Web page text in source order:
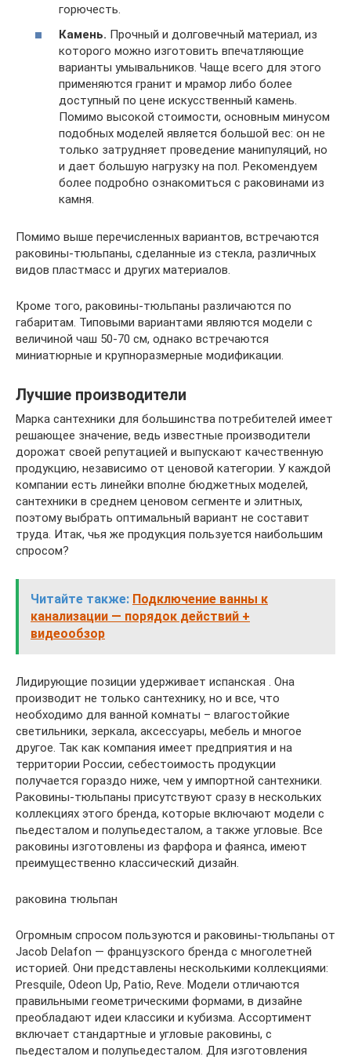
горючесть.
Камень. Прочный и долговечный материал, из
которого можно изготовить впечатляющие
варианты умывальников. Чаще всего для этого
применяются гранит и мрамор либо более
доступный по цене искусственный камень.
Помимо высокой стоимости, основным минусом
подобных моделей является большой вес: он не
только затрудняет проведение манипуляций, но
и дает большую нагрузку на пол. Рекомендуем
более подробно ознакомиться с раковинами из
камня.
Помимо выше перечисленных вариантов, встречаются
раковины-тюльпаны, сделанные из стекла, различных
видов пластмасс и других материалов.
Кроме того, раковины-тюльпаны различаются по
габаритам. Типовыми вариантами являются модели с
величиной чаш 50-70 см, однако встречаются
миниатюрные и крупноразмерные модификации.
Лучшие производители
Марка сантехники для большинства потребителей имеет
решающее значение, ведь известные производители
дорожат своей репутацией и выпускают качественную
продукцию, независимо от ценовой категории. У каждой
компании есть линейки вполне бюджетных моделей,
сантехники в среднем ценовом сегменте и элитных,
поэтому выбрать оптимальный вариант не составит
труда. Итак, чья же продукция пользуется наибольшим
спросом?
Читайте также: Подключение ванны к
канализации — порядок действий +
видеообзор
Лидирующие позиции удерживает испанская . Она
производит не только сантехнику, но и все, что
необходимо для ванной комнаты – влагостойкие
светильники, зеркала, аксессуары, мебель и многое
другое. Так как компания имеет предприятия и на
территории России, себестоимость продукции
получается гораздо ниже, чем у импортной сантехники.
Раковины-тюльпаны присутствуют сразу в нескольких
коллекциях этого бренда, которые включают модели с
пьедесталом и полупьедесталом, а также угловые. Все
раковины изготовлены из фарфора и фаянса, имеют
преимущественно классический дизайн.
раковина тюльпан
Огромным спросом пользуются и раковины-тюльпаны от
Jacob Delafon — французского бренда с многолетней
историей. Они представлены несколькими коллекциями:
Presquile, Odeon Up, Patio, Reve. Модели отличаются
правильными геометрическими формами, в дизайне
преобладают идеи классики и кубизма. Ассортимент
включает стандартные и угловые раковины, с
пьедесталом и полупьедесталом. Для изготовления